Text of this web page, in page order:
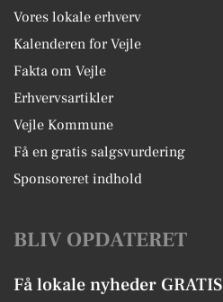
Vores lokale erhverv
Kalenderen for Vejle
Fakta om Vejle
Erhvervsartikler
Vejle Kommune
Få en gratis salgsvurdering
Sponsoreret indhold
BLIV OPDATERET
Få lokale nyheder GRATIS